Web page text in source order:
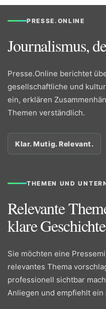
PRESSE.ONLINE
Journalismus,
Presse.Online berichtet
gesellschaftliche und
ein, erklären
Themen verständlich.
Klar. Mutig. Relevant.
THEMEN UND
Relevante
klare
Sie möchten eine
relevantes Thema
professionell sichtbar
Anliegen und empfiehlt ein